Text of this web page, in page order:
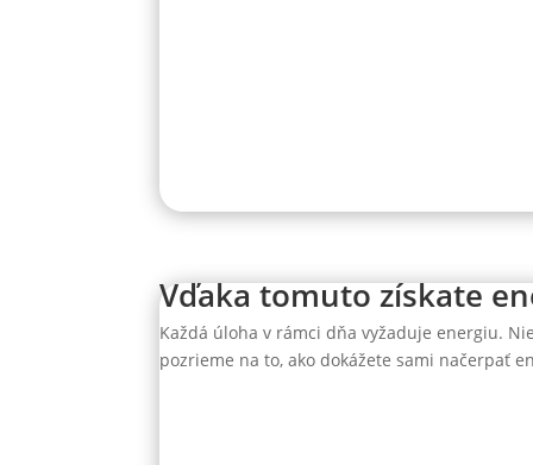
Vďaka tomuto získate
Každá úloha v rámci dňa vyžaduje energiu.
pozrieme na to, ako dokážete sami načerpať